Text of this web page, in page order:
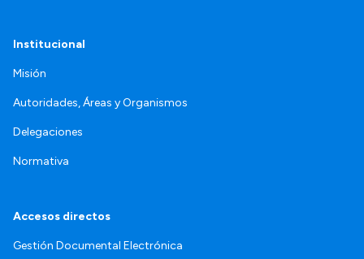
Institucional
Misión
Autoridades, Áreas y Organismos
Delegaciones
Normativa
Accesos directos
Gestión Documental Electrónica